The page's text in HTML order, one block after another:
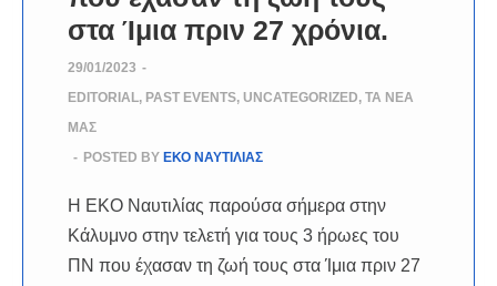
στα Ίμια πριν 27 χρόνια.
29/01/2023 -
EDITORIAL, PAST EVENTS, UNCATEGORIZED, ΤΑ ΝΈΑ
ΜΑΣ
- POSTED BY ΕΚΟ ΝΑΥΤΙΛΙΑΣ
Η ΕΚΟ Ναυτιλίας παρούσα σήμερα στην
Κάλυμνο στην τελετή για τους 3 ήρωες του
ΠΝ που έχασαν τη ζωή τους στα Ίμια πριν 27